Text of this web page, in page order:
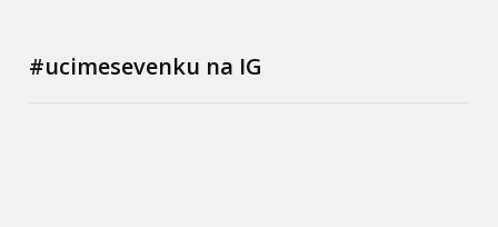
#ucimesevenku na IG